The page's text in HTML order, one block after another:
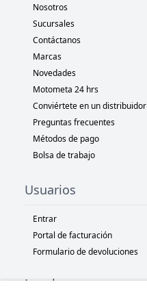
Nosotros
Sucursales
Contáctanos
Marcas
Novedades
Motometa 24 hrs
Conviértete en un distribuidor
Preguntas frecuentes
Métodos de pago
Bolsa de trabajo
Usuarios
Entrar
Portal de facturación
Formulario de devoluciones
Legal